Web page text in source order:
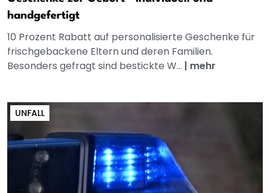
handgefertigt
10 Prozent Rabatt auf personalisierte Geschenke für
frischgebackene Eltern und deren Familien.
Besonders gefragt sind bestickte W... | mehr
UNFALL